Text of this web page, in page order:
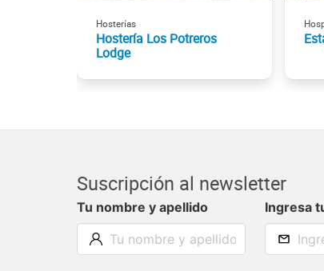
Hosterías
Hostería Los Potreros
Lodge
Suscripción al newsletter
Tu nombre y apellido Ingresa